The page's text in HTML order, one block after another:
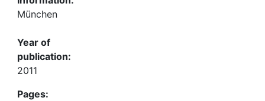
München
Year of
publication:
2011
Pages: